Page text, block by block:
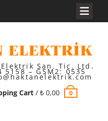
Elektrik San. Tic. Ltd.
5158 – GSM2: 0535
Cart/ ₺0,00 0